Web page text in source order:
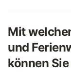
Mit
und
können